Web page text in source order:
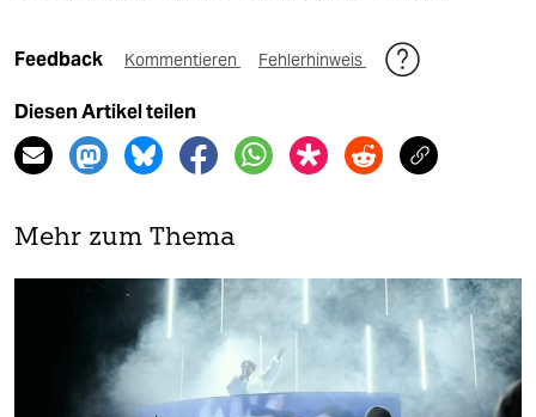
Feedback Kommentieren Fehlerhinweis
Diesen Artikel teilen
Mehr zum Thema